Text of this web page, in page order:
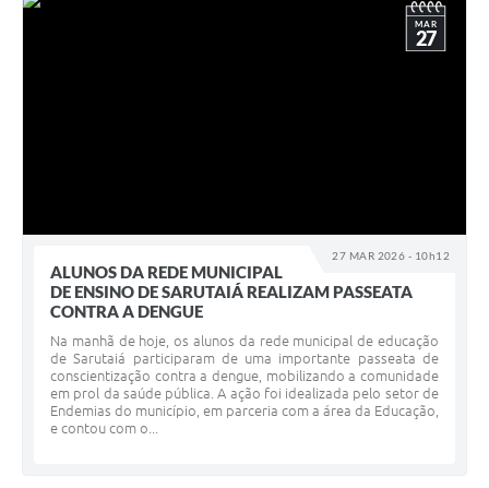
27 MAR 2026 - 10h12
MAR
27
ALUNOS DA REDE MUNICIPAL
DE ENSINO DE SARUTAIÁ REALIZAM PASSEATA
CONTRA A DENGUE
Na manhã de hoje, os alunos da rede municipal de educação
de Sarutaiá participaram de uma importante passeata de
conscientização contra a dengue, mobilizando a comunidade
em prol da saúde pública. A ação foi idealizada pelo setor de
Endemias do município, em parceria com a área da Educação,
e contou com o...